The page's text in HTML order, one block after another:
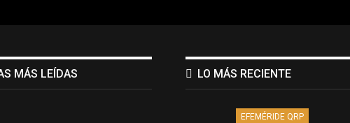
MÁS LEÍDAS LO MÁS RECIENTE
EFEMÉRIDE QRP